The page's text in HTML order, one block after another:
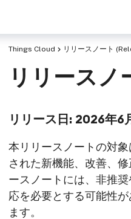
Things Cloud リリースノート
リリースノ
リリース日: 2026年6
本リリースノートの対象
された新機能、改善、
ースノートには、非推
応を必要とする可能性
ます。